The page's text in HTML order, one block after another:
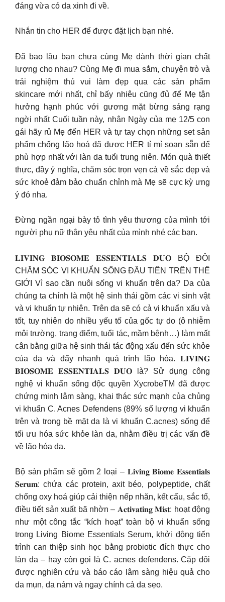
đáng vừa có da xinh đi về.
Nhắn tin cho HER để được đặt lịch bạn nhé.
Đã bao lâu bạn chưa cùng Mẹ dành thời gian chất
lượng cho nhau? Cùng Mẹ đi mua sắm, chuyện trò và
trải nghiệm thú vui làm đẹp qua các sản phẩm
skincare mới nhất, chỉ bấy nhiêu cũng đủ để Mẹ tận
hưởng hạnh phúc với gương mặt bừng sáng rạng
ngời nhất Cuối tuần này, nhân Ngày của mẹ 12/5 con
gái hãy rủ Mẹ đến HER và tự tay chọn những set sản
phẩm chống lão hoá đã được HER tỉ mỉ soạn sẵn để
phù hợp nhất với làn da tuổi trung niên. Món quà thiết
thực, đầy ý nghĩa, chăm sóc trọn vẹn cả về sắc đẹp và
sức khoẻ đảm bảo chuẩn chỉnh mà Mẹ sẽ cực kỳ ưng
ý đó nha.
Đừng ngần ngại bày tỏ tình yêu thương của mình tới
người phụ nữ thân yêu nhất của mình nhé các bạn.
𝐋𝐈𝐕𝐈𝐍𝐆 𝐁𝐈𝐎𝐒𝐎𝐌𝐄 𝐄𝐒𝐒𝐄𝐍𝐓𝐈𝐀𝐋𝐒 𝐃𝐔𝐎 BỘ ĐÔI
CHĂM SÓC VI KHUẨN SỐNG ĐẦU TIÊN TRÊN THẾ
GIỚI Vì sao cần nuôi sống vi khuẩn trên da? Da của
chúng ta chính là một hệ sinh thái gồm các vi sinh vật
và vi khuẩn tự nhiên. Trên da sẽ có cả vi khuẩn xấu và
tốt, tuy nhiên do nhiều yếu tố của gốc tự do (ô nhiễm
môi trường, trang điểm, tuổi tác, mầm bệnh…) làm mất
cân bằng giữa hệ sinh thái tác động xấu đến sức khỏe
của da và đẩy nhanh quá trình lão hóa. 𝐋𝐈𝐕𝐈𝐍𝐆
𝐁𝐈𝐎𝐒𝐎𝐌𝐄 𝐄𝐒𝐒𝐄𝐍𝐓𝐈𝐀𝐋𝐒 𝐃𝐔𝐎 là? Sử dụng công
nghệ vi khuẩn sống độc quyền XycrobeTM đã được
chứng minh lâm sàng, khai thác sức mạnh của chủng
vi khuẩn C. Acnes Defendens (89% số lượng vi khuẩn
trên và trong bề mặt da là vi khuẩn C.acnes) sống để
tối ưu hóa sức khỏe làn da, nhằm điều trị các vấn đề
về lão hóa da.
Bộ sản phẩm sẽ gồm 2 loại – 𝐋𝐢𝐯𝐢𝐧𝐠 𝐁𝐢𝐨𝐦𝐞 𝐄𝐬𝐬𝐞𝐧𝐭𝐢𝐚𝐥𝐬
𝐒𝐞𝐫𝐮𝐦: chứa các protein, axit béo, polypeptide, chất
chống oxy hoá giúp cải thiện nếp nhăn, kết cấu, sắc tố,
điều tiết sản xuất bã nhờn – 𝐀𝐜𝐭𝐢𝐯𝐚𝐭𝐢𝐧𝐠 𝐌𝐢𝐬𝐭: hoạt động
như một công tắc “kích hoạt” toàn bộ vi khuẩn sống
trong Living Biome Essentials Serum, khởi động tiến
trình can thiệp sinh học bằng probiotic đích thực cho
làn da – hay còn gọi là C. acnes defendens. Cặp đôi
được nghiên cứu và báo cáo lâm sàng hiệu quả cho
da mụn, da nám và ngay chính cả da sẹo.